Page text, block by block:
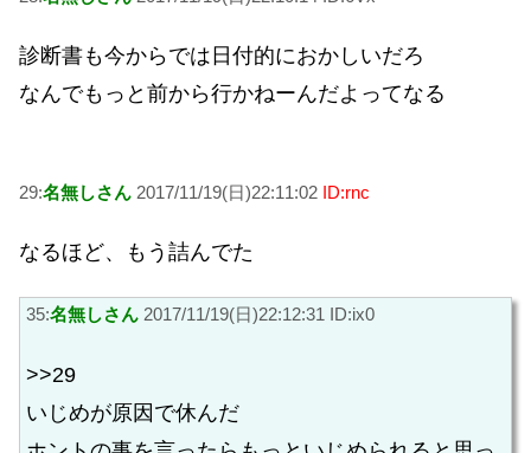
診断書も今からでは日付的におかしいだろ
なんでもっと前から行かねーんだよってなる
29:名無しさん 2017/11/19(日)22:11:02 ID:rnc
なるほど、もう詰んでた
35:名無しさん 2017/11/19(日)22:12:31 ID:ix0
>>29
いじめが原因で休んだ